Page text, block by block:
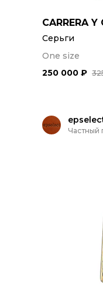
CARRERA Y
Серьги
One size
250 000 ₽
Частный